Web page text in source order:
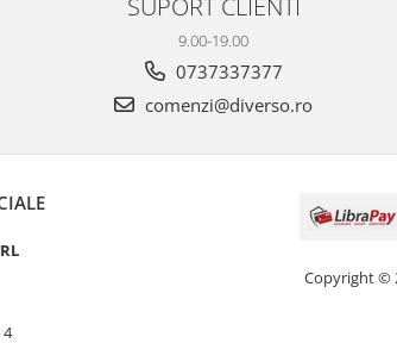
9.00-19.00
0737337377
comenzi@diverso.ro
Copyright ©